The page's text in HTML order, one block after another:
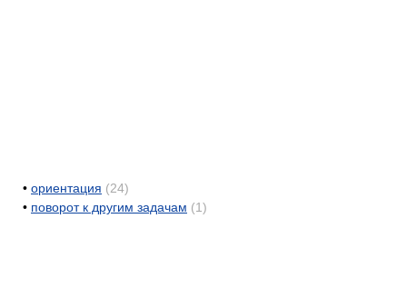
• ориентация (24)
• поворот к другим задачам (1)